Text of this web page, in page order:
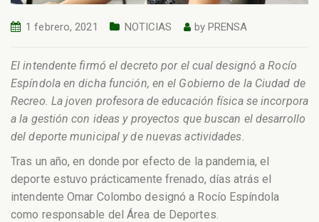
1 febrero, 2021 NOTICIAS by PRENSA
El intendente firmó el decreto por el cual designó a Rocío
Espíndola en dicha función, en el Gobierno de la Ciudad de
Recreo. La joven profesora de educación física se incorpora
a la gestión con ideas y proyectos que buscan el desarrollo
del deporte municipal y de nuevas actividades.
Tras un año, en donde por efecto de la pandemia, el
deporte estuvo prácticamente frenado, días atrás el
intendente Omar Colombo designó a Rocío Espíndola
como responsable del Área de Deportes.